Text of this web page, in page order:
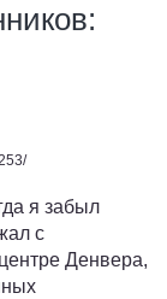
я забыл
с
Денвера,